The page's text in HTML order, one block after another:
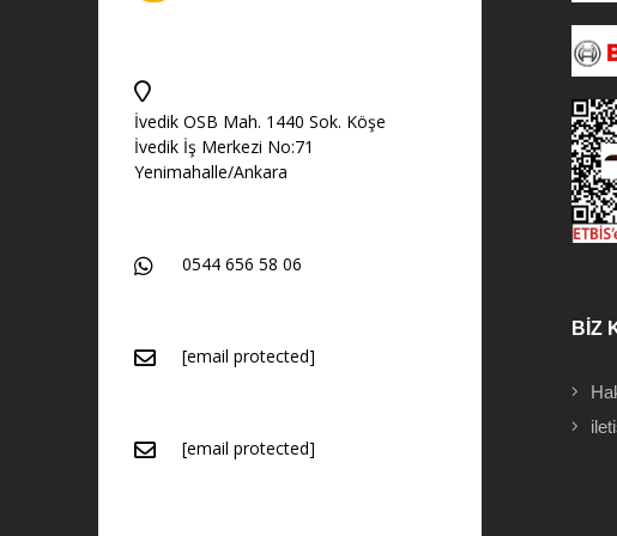
İvedik OSB Mah. 1440 Sok. Köşe
İvedik İş Merkezi No:71
Yenimahalle/Ankara
0544 656 58 06
[email protected]
[email protected]
BİZ